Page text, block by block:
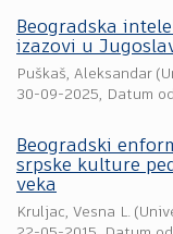
Beogradska
izazovi u
Puškaš, Aleksandar (
30-09-2025, Datum
Beogradski
srpske kulture
veka
Kruljac, Vesna L. (